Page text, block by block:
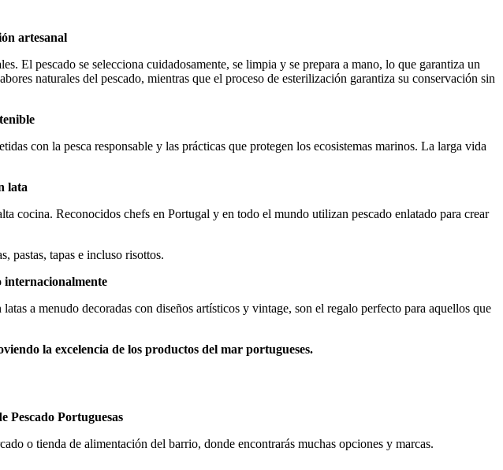
artesanal
El pescado se selecciona cuidadosamente, se limpia y se prepara a mano, lo que garantiza un
naturales del pescado, mientras que el proceso de esterilización garantiza su conservación sin
con la pesca responsable y las prácticas que protegen los ecosistemas marinos. La larga vida
lata
cocina. Reconocidos chefs en Portugal y en todo el mundo utilizan pescado enlatado para crear
pastas, tapas e incluso risottos.
internacionalmente
latas a menudo decoradas con diseños artísticos y vintage, son el regalo perfecto para aquellos que
la excelencia de los productos del mar portugueses.
Pescado Portuguesas
o tienda de alimentación del barrio, donde encontrarás muchas opciones y marcas.